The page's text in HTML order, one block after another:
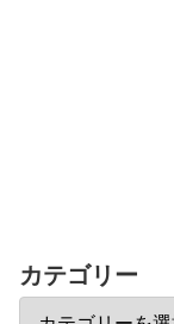
カテゴリー